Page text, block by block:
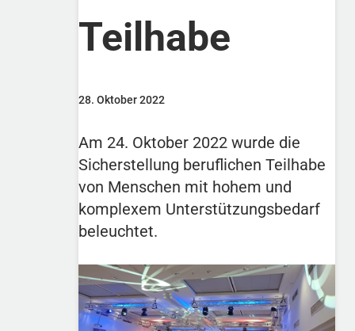
Teilhabe
28. Oktober 2022
Am 24. Oktober 2022 wurde die
Sicherstellung beruflichen Teilhabe
von Menschen mit hohem und
komplexem Unterstützungsbedarf
beleuchtet.